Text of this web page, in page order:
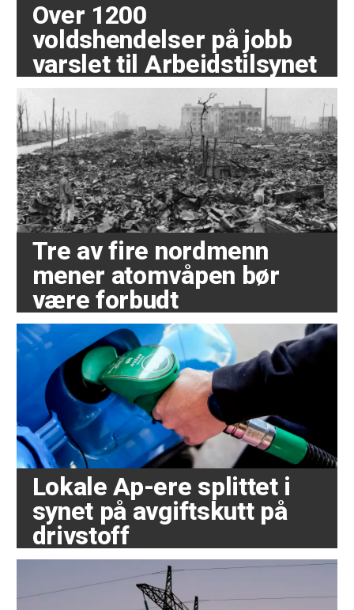
Over 1200
voldshendelser på jobb
varslet til Arbeidstilsynet
Tre av fire nordmenn
mener atomvåpen bør
være forbudt
Lokale Ap-ere splittet i
synet på avgiftskutt på
drivstoff